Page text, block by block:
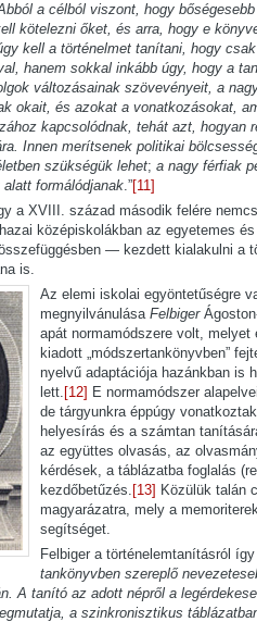
a célból viszont, hogy
kötelezni őket, és arra, hogy e
kell a történelmet tanítani, hogy
hanem sokkal inkább úgy, hogy a
változásainak szövevényeit, a
okait, és azokat a vonatkozásokat,
kapcsolódnak, tehát azt, hogyan
Innen merítsenek politikai
szükségük lehet; a nagy férfiak
formálódjanak .”[11]
a XVIII. század második felére
középiskolákban az egyetemes
— kezdett kialakulni a
is.
Az elemi iskolai egyöntetűségre
megnyilvánulása Felbiger
apát normamódszere volt, melyet
kiadott „módszertankönyvben”
nyelvű adaptációja hazánkban is
lett. [12] E normamódszer
de tárgyunkra éppúgy
helyesírás és a számtan
az együttes olvasás, az
kérdések, a táblázatba foglalás
kezdőbetűzés. [13] Közülük talán
magyarázatra, mely a
segítséget.
Felbiger a történelemtanításról így
tankönyvben szereplő
A tanító az adott népről a
a szinkronisztikus